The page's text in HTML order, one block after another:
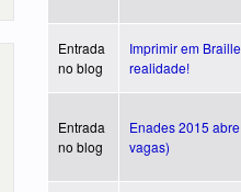
Entrada
no blog
Imprimir em
realidade!
Entrada
no blog
Enades 2015
vagas)